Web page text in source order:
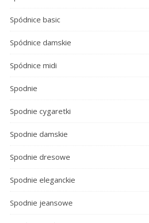
Spódnice basic
Spódnice damskie
Spódnice midi
Spodnie
Spodnie cygaretki
Spodnie damskie
Spodnie dresowe
Spodnie eleganckie
Spodnie jeansowe